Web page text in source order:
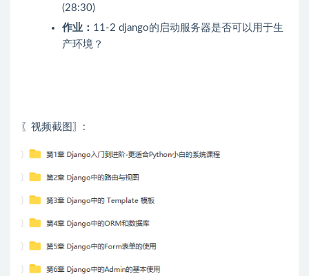
(28:30)
作业： 11-2 django的启动服务器是否可以用于生
产环境？
〖视频截图〗: